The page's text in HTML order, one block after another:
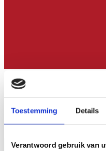
Toestemming Details
Verantwoord gebruik van